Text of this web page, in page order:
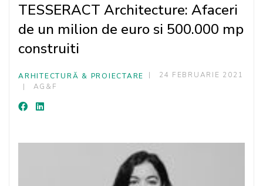
TESSERACT Architecture: Afaceri
de un milion de euro si 500.000 mp
construiti
ARHITECTURĂ & PROIECTARE
24 FEBRUARIE 2021
AG&F